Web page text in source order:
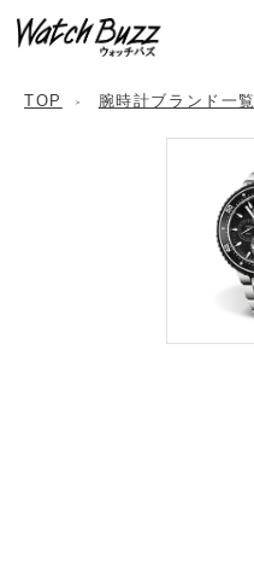
TOP 腕時計ブランド一覧